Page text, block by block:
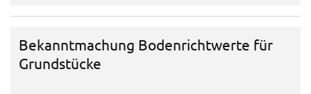
Bekanntmachung Bodenrichtwerte für
Grundstücke